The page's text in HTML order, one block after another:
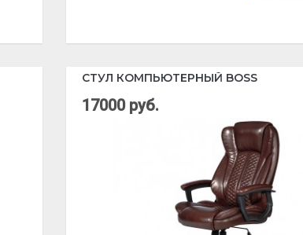
СТУЛ КОМПЬЮТЕРНЫЙ BOSS
17000 руб.